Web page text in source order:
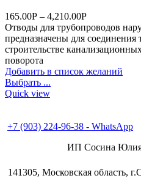
165.00Р – 4,210.00Р
Отводы для трубопроводов
предназначены для
строительстве
поворота
Добавить в список желаний
Выбрать ...
Quick view
+7 (903) 224-96-38 - WhatsApp
ИП Сосина
141305, Московская область,